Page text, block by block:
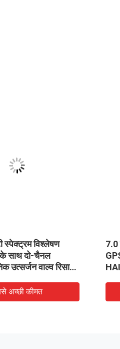
स्पेक्ट्रम विश्लेषण
साथ दो-चैनल
उत्सर्जन वाल्व रिसाव
अच्छी कीमत
7.0